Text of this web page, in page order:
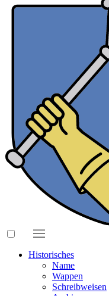
Historisches
Name
Wappen
Schreibweisen